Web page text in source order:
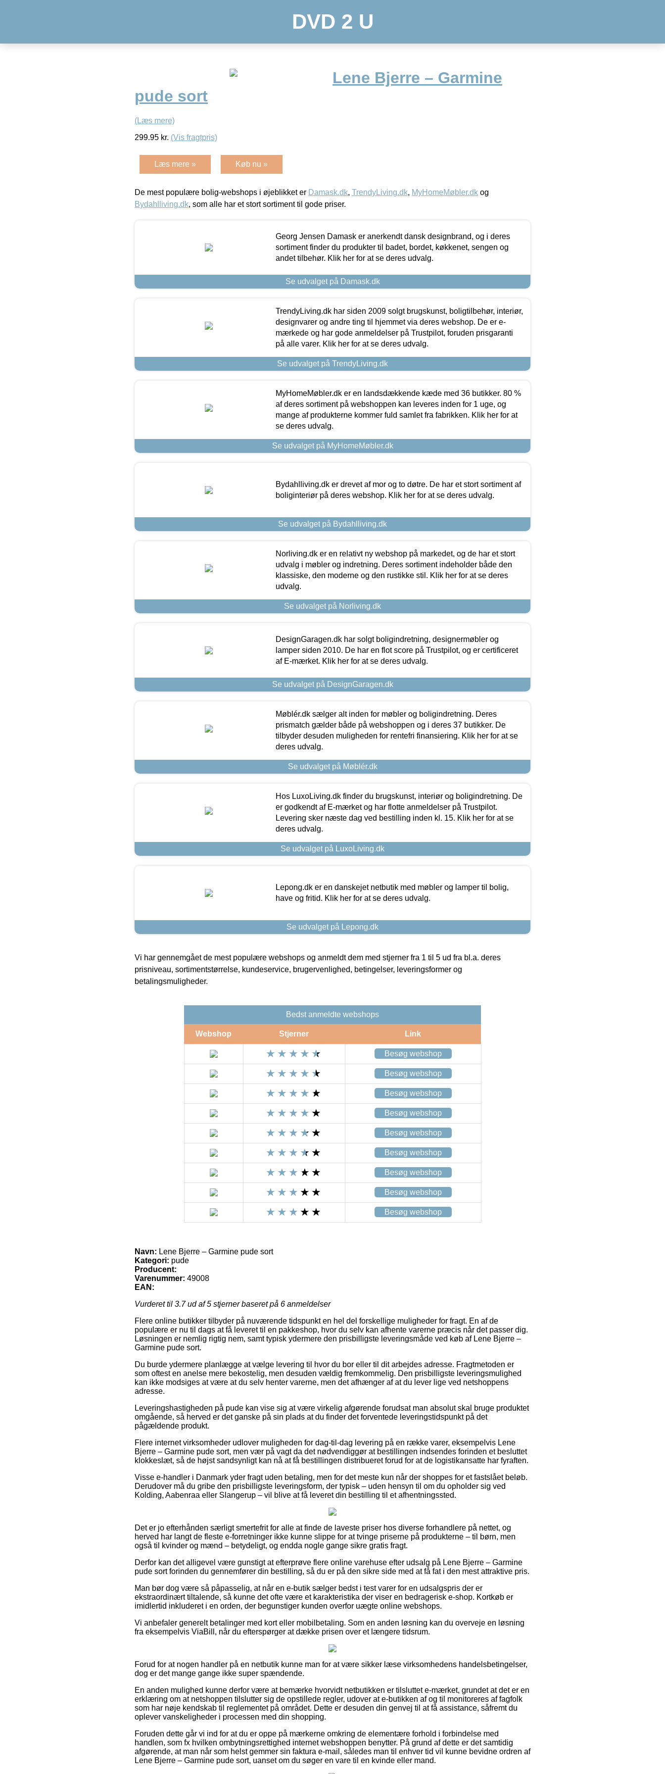
DVD 2 U
Lene Bjerre – Garmine
pude sort
(Læs mere)
299.95 kr. (Vis fragtpris)
Læs mere » Køb nu »
De mest populære bolig-webshops i øjeblikket er Damask.dk, TrendyLiving.dk, MyHomeMøbler.dk og
Bydahlliving.dk, som alle har et stort sortiment til gode priser.
Georg Jensen Damask er anerkendt dansk designbrand, og i deres
sortiment finder du produkter til badet, bordet, køkkenet, sengen og
andet tilbehør. Klik her for at se deres udvalg.
Se udvalget på Damask.dk
TrendyLiving.dk har siden 2009 solgt brugskunst, boligtilbehør, interiør,
designvarer og andre ting til hjemmet via deres webshop. De er e-
mærkede og har gode anmeldelser på Trustpilot, foruden prisgaranti
på alle varer. Klik her for at se deres udvalg.
Se udvalget på TrendyLiving.dk
MyHomeMøbler.dk er en landsdækkende kæde med 36 butikker. 80 %
af deres sortiment på webshoppen kan leveres inden for 1 uge, og
mange af produkterne kommer fuld samlet fra fabrikken. Klik her for at
se deres udvalg.
Se udvalget på MyHomeMøbler.dk
Bydahlliving.dk er drevet af mor og to døtre. De har et stort sortiment af
boliginteriør på deres webshop. Klik her for at se deres udvalg.
Se udvalget på Bydahlliving.dk
Norliving.dk er en relativt ny webshop på markedet, og de har et stort
udvalg i møbler og indretning. Deres sortiment indeholder både den
klassiske, den moderne og den rustikke stil. Klik her for at se deres
udvalg.
Se udvalget på Norliving.dk
DesignGaragen.dk har solgt boligindretning, designermøbler og
lamper siden 2010. De har en flot score på Trustpilot, og er certificeret
af E-mærket. Klik her for at se deres udvalg.
Se udvalget på DesignGaragen.dk
Møblér.dk sælger alt inden for møbler og boligindretning. Deres
prismatch gælder både på webshoppen og i deres 37 butikker. De
tilbyder desuden muligheden for rentefri finansiering. Klik her for at se
deres udvalg.
Se udvalget på Møblér.dk
Hos LuxoLiving.dk finder du brugskunst, interiør og boligindretning. De
er godkendt af E-mærket og har flotte anmeldelser på Trustpilot.
Levering sker næste dag ved bestilling inden kl. 15. Klik her for at se
deres udvalg.
Se udvalget på LuxoLiving.dk
Lepong.dk er en danskejet netbutik med møbler og lamper til bolig,
have og fritid. Klik her for at se deres udvalg.
Se udvalget på Lepong.dk
Vi har gennemgået de mest populære webshops og anmeldt dem med stjerner fra 1 til 5 ud fra bl.a. deres
prisniveau, sortimentstørrelse, kundeservice, brugervenlighed, betingelser, leveringsformer og
betalingsmuligheder.
Bedst anmeldte webshops
Webshop Stjerner Link
Besøg webshop
Besøg webshop
Besøg webshop
Besøg webshop
Besøg webshop
Besøg webshop
Besøg webshop
Besøg webshop
Besøg webshop
Navn: Lene Bjerre – Garmine pude sort
Kategori: pude
Producent:
Varenummer: 49008
EAN:
Vurderet til 3.7ud af 5 stjerner baseret på 6 anmeldelser
Flere online butikker tilbyder på nuværende tidspunkt en hel del forskellige muligheder for fragt. En af de
populære er nu til dags at få leveret til en pakkeshop, hvor du selv kan afhente varerne præcis når det passer dig.
Løsningen er nemlig rigtig nem, samt typisk ydermere den prisbilligste leveringsmåde ved køb af Lene Bjerre –
Garmine pude sort.
Du burde ydermere planlægge at vælge levering til hvor du bor eller til dit arbejdes adresse. Fragtmetoden er
som oftest en anelse mere bekostelig, men desuden vældig fremkommelig. Den prisbilligste leveringsmulighed
kan ikke modsiges at være at du selv henter varerne, men det afhænger af at du lever lige ved netshoppens
adresse.
Leveringshastigheden på pude kan vise sig at være virkelig afgørende forudsat man absolut skal bruge produktet
omgående, så herved er det ganske på sin plads at du finder det forventede leveringstidspunkt på det
pågældende produkt.
Flere internet virksomheder udlover muligheden for dag-til-dag levering på en række varer, eksempelvis Lene
Bjerre – Garmine pude sort, men vær på vagt da det nødvendiggør at bestillingen indsendes forinden et besluttet
klokkeslæt, så de højst sandsynligt kan nå at få bestillingen distribueret forud for at de logistikansatte har fyraften.
Visse e-handler i Danmark yder fragt uden betaling, men for det meste kun når der shoppes for et fastslået beløb.
Derudover må du gribe den prisbilligste leveringsform, der typisk – uden hensyn til om du opholder sig ved
Kolding, Aabenraa eller Slangerup – vil blive at få leveret din bestilling til et afhentningssted.
Det er jo efterhånden særligt smertefrit for alle at finde de laveste priser hos diverse forhandlere på nettet, og
herved har langt de fleste e-forretninger ikke kunne slippe for at tvinge priserne på produkterne – til børn, men
også til kvinder og mænd – betydeligt, og endda nogle gange sikre gratis fragt.
Derfor kan det alligevel være gunstigt at efterprøve flere online varehuse efter udsalg på Lene Bjerre – Garmine
pude sort forinden du gennemfører din bestilling, så du er på den sikre side med at få fat i den mest attraktive pris.
Man bør dog være så påpasselig, at når en e-butik sælger bedst i test varer for en udsalgspris der er
ekstraordinært tiltalende, så kunne det ofte være et karakteristika der viser en bedragerisk e-shop. Kortkøb er
imidlertid inkluderet i en orden, der begunstiger kunden overfor uægte online webshops.
Vi anbefaler generelt betalinger med kort eller mobilbetaling. Som en anden løsning kan du overveje en løsning
fra eksempelvis ViaBill, når du efterspørger at dække prisen over et længere tidsrum.
Forud for at nogen handler på en netbutik kunne man for at være sikker læse virksomhedens handelsbetingelser,
dog er det mange gange ikke super spændende.
En anden mulighed kunne derfor være at bemærke hvorvidt netbutikken er tilsluttet e-mærket, grundet at det er en
erklæring om at netshoppen tilslutter sig de opstillede regler, udover at e-butikken af og til monitoreres af fagfolk
som har nøje kendskab til reglementet på området. Dette er desuden din genvej til at få assistance, såfremt du
oplever vanskeligheder i processen med din shopping.
Foruden dette går vi ind for at du er oppe på mærkerne omkring de elementære forhold i forbindelse med
handlen, som fx hvilken ombytningsrettighed internet webshoppen benytter. På grund af dette er det samtidig
afgørende, at man når som helst gemmer sin faktura e-mail, således man til enhver tid vil kunne bevidne ordren af
Lene Bjerre – Garmine pude sort, uanset om du søger en vare til en kvinde eller mand.